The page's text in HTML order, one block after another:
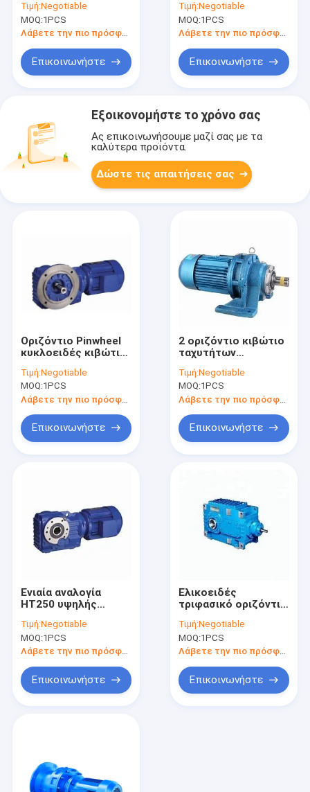
Σχετικά με εμάς
Τιμή:Negotiable
MOQ:1PCS
Λάβετε την πιο πρόσφατη τιμή
Επικοινωνήστε
σκηνικού
εναλλασσόμενου
ρεύματος που
Τιμή:Negotiable
MOQ:1PCS
Λάβετε την πιο πρόσφατη τιμή
Επικοινωνήστε
Εξοικονομήστε το χρόνο σας
Ας επικοινωνήσουμε μαζί σας με τα
καλύτερα προϊόντα.
Δώστε τις απαιτήσεις σας
Οριζόντιο Pinwheel
κυκλοειδές κιβώτιο
με τους διπλούς
άξονες παραγωγής
για τη εξορυκτική
βιομηχανία
Τιμή:Negotiable
MOQ:1PCS
Λάβετε την πιο πρόσφατη τιμή
Επικοινωνήστε
2 οριζόντιο κιβώτιο
ταχυτήτων
αντίστροφο
τριφασικό
Τιμή:Negotiable
MOQ:1PCS
Επικοινωνήστε
Ενιαία αναλογία
HT250 υψηλής
κυκλοειδής μειωτών
Τιμή:Negotiable
MOQ:1PCS
Λάβετε την πιο πρόσφατη τιμή
Επικοινωνήστε
Ελικοειδές
τριφασικό οριζόντιο
κιβωτίων ταχυτήτων
Τιμή:Negotiable
MOQ:1PCS
Λάβετε την πιο πρόσφατη τιμή
Επικοινωνήστε